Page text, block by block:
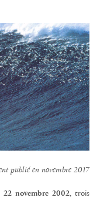
publié en novembre 2017
22 novembre 2002, trois